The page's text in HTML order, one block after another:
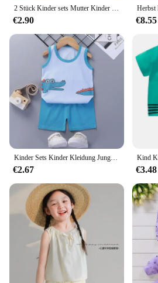
2 Stück Kinder sets Mutter Kinder Kleidung Jungen Mädchen T-Shirt Shorts Sommer Baumwolle Kurzarm Baby Kinder Kleidung Kleinkind Anzug
€2.90 €8.55
Kinder Sets Kinder Kleidung Jungen Mädchen Weste Anzug Sommer kinder Kleidung baby Baumwolle T-Shirts Shorts Tank Top Ärmellos
€2.67 €3.48